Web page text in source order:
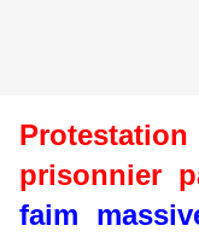
prisonnier
faim